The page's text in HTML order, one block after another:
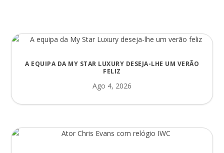
A EQUIPA DA MY STAR LUXURY DESEJA-LHE UM VERÃO
FELIZ
Ago 4, 2026